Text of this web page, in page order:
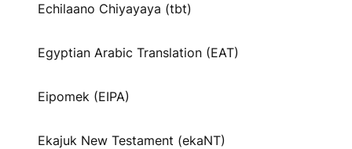
Echilaano Chiyayaya (tbt)
Egyptian Arabic Translation (EAT)
Eipomek (EIPA)
Ekajuk New Testament (ekaNT)